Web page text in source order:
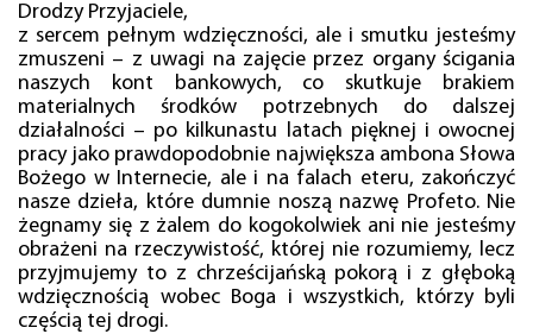
Drodzy Przyjaciele,
z sercem pełnym wdzięczności, ale i smutku jesteśmy
zmuszeni – z uwagi na zajęcie przez organy ścigania
naszych kont bankowych, co skutkuje brakiem
materialnych środków potrzebnych do dalszej
działalności – po kilkunastu latach pięknej i owocnej
pracy jako prawdopodobnie największa ambona Słowa
Bożego w Internecie, ale i na falach eteru, zakończyć
nasze dzieła, które dumnie noszą nazwę Profeto. Nie
żegnamy się z żalem do kogokolwiek ani nie jesteśmy
obrażeni na rzeczywistość, której nie rozumiemy, lecz
przyjmujemy to z chrześcijańską pokorą i z głęboką
wdzięcznością wobec Boga i wszystkich, którzy byli
częścią tej drogi.